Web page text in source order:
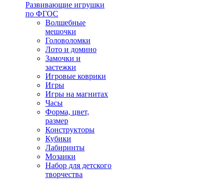
Развивающие игрушки
по ФГОС
Волшебные
мешочки
Головоломки
Лото и домино
Замочки и
застежки
Игровые коврики
Игры
Игры на магнитах
Часы
Форма, цвет,
размер
Конструкторы
Кубики
Лабиринты
Мозаики
Набор для детского
творчества